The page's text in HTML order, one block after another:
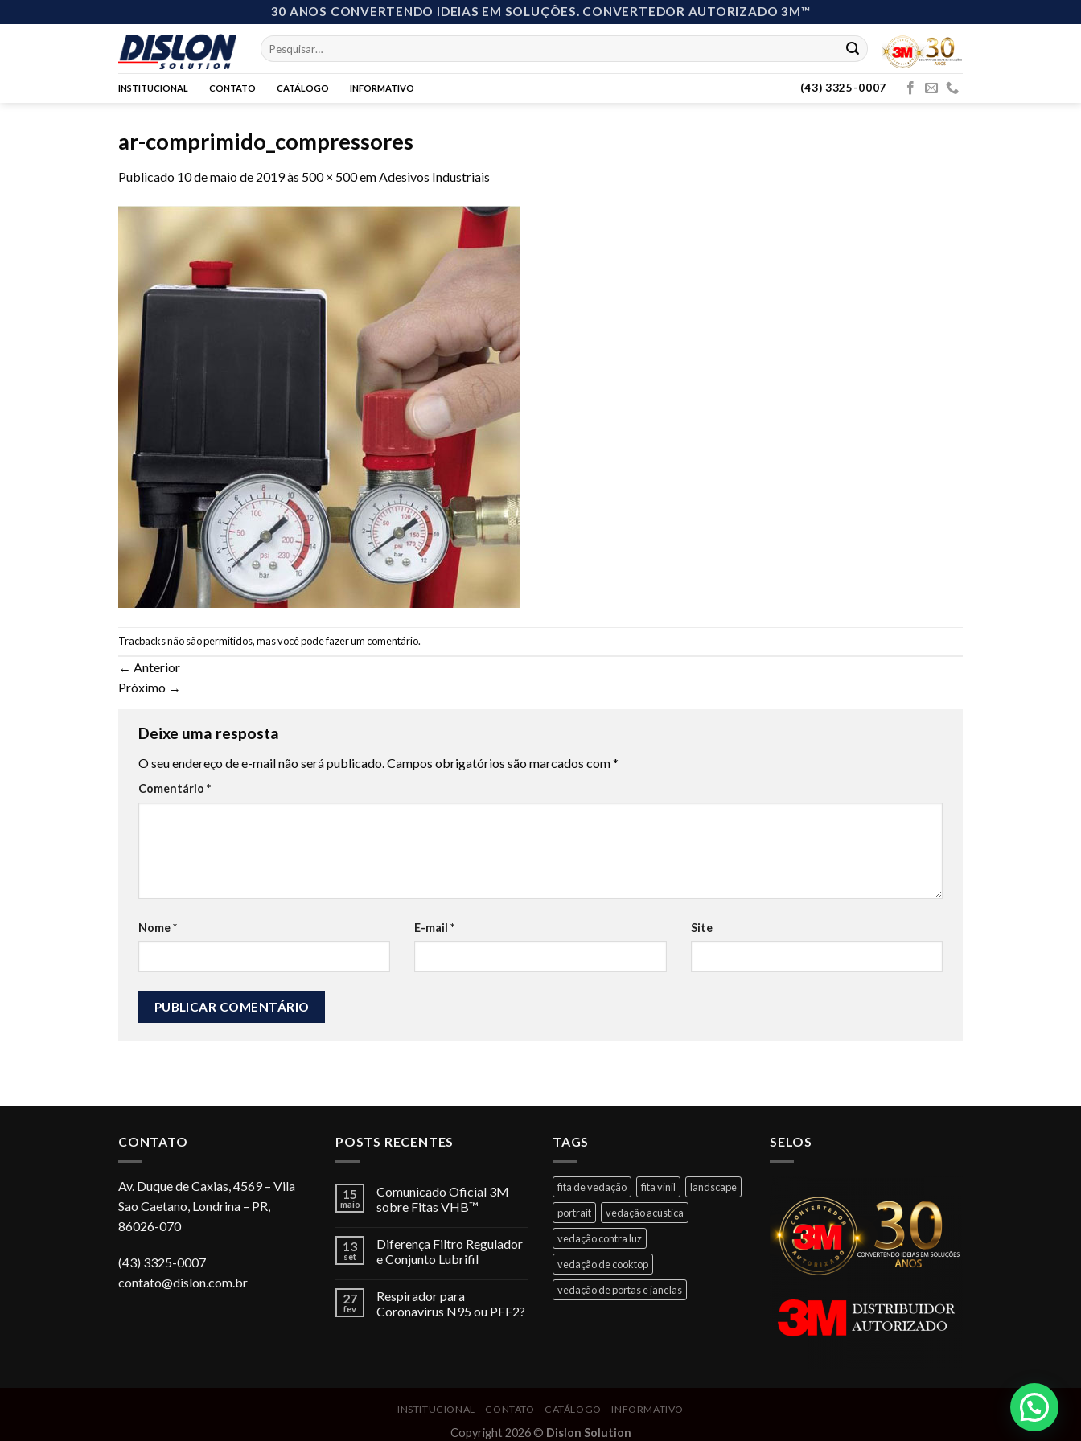
to
30 ANOS CONVERTENDO IDEIAS EM SOLUÇÕES. CONVERTEDOR AUTORIZADO 3M™
Pesquisar
por:
INSTITUCIONAL CONTATO CATÁLOGO INFORMATIVO (43) 3325-0007
ar-comprimido_compressores
Publicado 10 de maio de 2019às 500 × 500em Adesivos Industriais
Tracbacks não são permitidos, mas você podefazer um comentário.
← Anterior
Próximo →
Deixe uma resposta
O seu endereço de e-mail não será publicado.Campos obrigatórios são marcados com*
Comentário *
Nome* E-mail* Site
CONTATO
Av. Duque de Caxias, 4569 – Vila
Sao Caetano, Londrina – PR,
86026-070
(43) 3325-0007
contato@dislon.com.br
POSTS RECENTES
15
maio
Comunicado Oficial 3M
sobre Fitas VHB™
13
set
Diferença Filtro Regulador
e Conjunto Lubrifil
27
fev
Respirador para
Coronavirus N95 ou PFF2?
TAGS
fita de vedação fita vinil
landscape
portrait
vedação acústica
vedação contra luz
vedação de cooktop
vedação de portas e janelas
SELOS
INSTITUCIONAL CONTATO CATÁLOGO INFORMATIVO
Copyright 2026 © Dislon Solution